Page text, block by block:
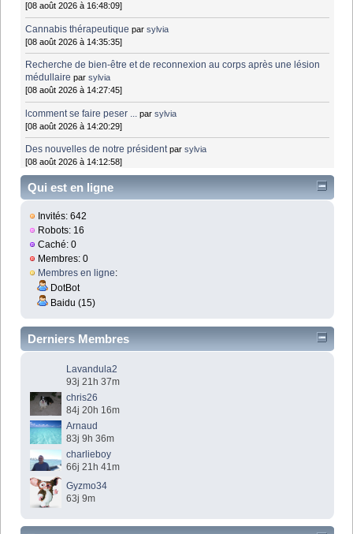
[08 août 2026 à 16:48:09]
Cannabis thérapeutique parsylvia
[08 août 2026 à 14:35:35]
Recherche de bien-être et de reconnexion au corps après une lésion
médullaire parsylvia
[08 août 2026 à 14:27:45]
lcomment se faire peser ... parsylvia
[08 août 2026 à 14:20:29]
Des nouvelles de notre président parsylvia
[08 août 2026 à 14:12:58]
Qui est en ligne
Invités: 642
Robots: 16
Caché: 0
Membres: 0
Membres en ligne:
DotBot
Baidu (15)
Derniers Membres
Lavandula2
93j 21h 37m
chris26
84j 20h 16m
Arnaud
83j 9h 36m
charlieboy
66j 21h 41m
Gyzmo34
63j 9m